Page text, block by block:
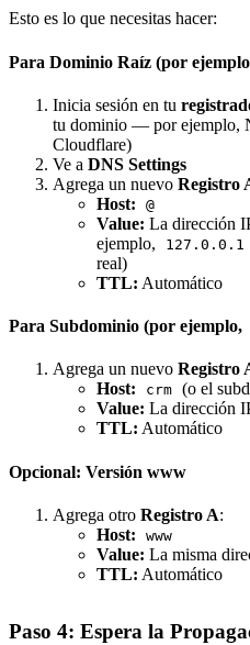
Esto es lo que necesitas hacer:
Para Dominio Raíz (por
Inicia sesión en tu
tu dominio — por ejemplo,
Cloudflare)
Ve a DNS Settings
Agrega un nuevo Registro
Host:
@
Value: La dirección
ejemplo,
127.0.0.1
real)
TTL: Automático
Para Subdominio (por ejemplo,
Agrega un nuevo Registro
Host:
crm (o el
Value: La dirección
TTL: Automático
Opcional: Versión www
Agrega otro Registro A:
Host:
www
Value: La misma
TTL: Automático
Paso 4: Espera la